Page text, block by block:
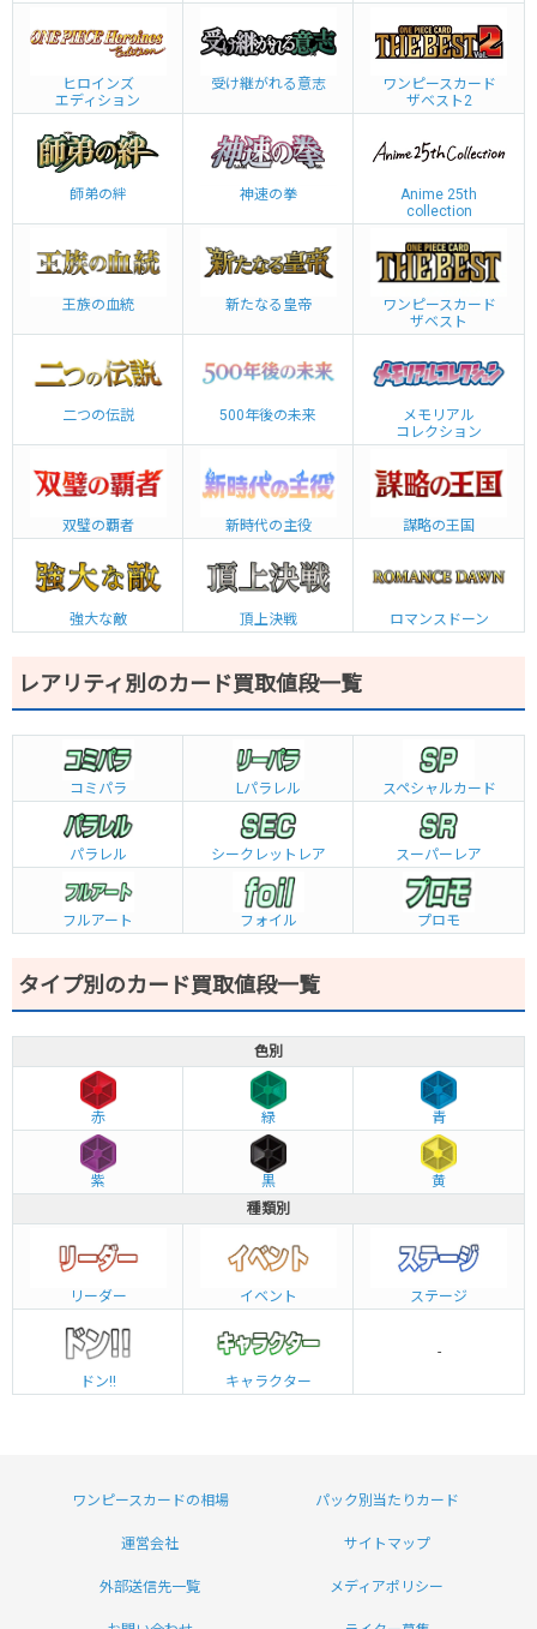
ヒロインズ
エディション
受け継がれる意志
ワンピースカード
ザベスト2
師弟の絆 神速の拳
Anime 25th
collection
王族の血統 新たなる皇帝
ワンピースカード
ザベスト
二つの伝説 500年後の未来
メモリアル
コレクション
双璧の覇者 新時代の主役 謀略の王国
強大な敵 頂上決戦 ロマンスドーン
レアリティ別のカード買取値段一覧
コミパラ Lパラレル スペシャルカード
パラレル シークレットレア スーパーレア
フルアート フォイル プロモ
タイプ別のカード買取値段一覧
色別
赤 緑 青
紫 黒
黄
種類別
リーダー イベント ステージ
ドン!! キャラクター
-
ワンピースカードの相場 パック別当たりカード
運営会社 サイトマップ
外部送信先一覧 メディアポリシー